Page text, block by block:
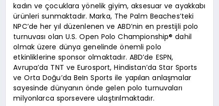
kadın ve çocuklara yönelik giyim, aksesuar ve ayakkabı
ürünleri sunmaktadır. Marka, The Palm Beaches’teki
NPC’de her yıl düzenlenen ve ABD’nin en prestijli polo
turnuvası olan U.S. Open Polo Championship® dahil
olmak üzere dünya genelinde önemli polo
etkinliklerine sponsor olmaktadır. ABD’de ESPN,
Avrupa’da TNT ve Eurosport, Hindistan’da Star Sports
ve Orta Doğu’da BeIn Sports ile yapılan anlaşmalar
sayesinde dünyanın önde gelen polo turnuvaları
milyonlarca sporsevere ulaştırılmaktadır.